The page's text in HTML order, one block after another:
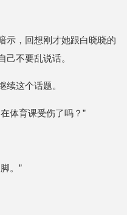
示，回想刚才她跟白晓晓的
己不要乱说话。
续这个话题。
体育课受伤了吗？”
。”